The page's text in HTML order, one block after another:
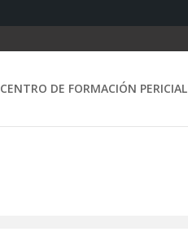
CENTRO DE FORMACIÓN PERICIAL